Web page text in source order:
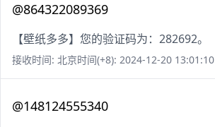
@864322089369
【壁纸多多】您的验证码为：282692。
接收时间: 北京时间(+8): 2024-12-20 13:01:10
@148124555340